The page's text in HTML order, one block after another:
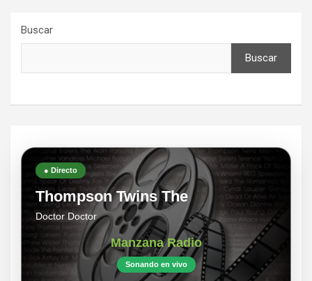
Buscar
Buscar
● Directo
Thompson Twins The
Doctor Doctor
Manzana Radio
Sonando en vivo